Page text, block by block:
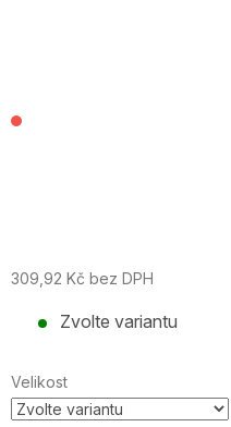
309,92 Kč bez DPH
cena:
Zvolte variantu
Velikost